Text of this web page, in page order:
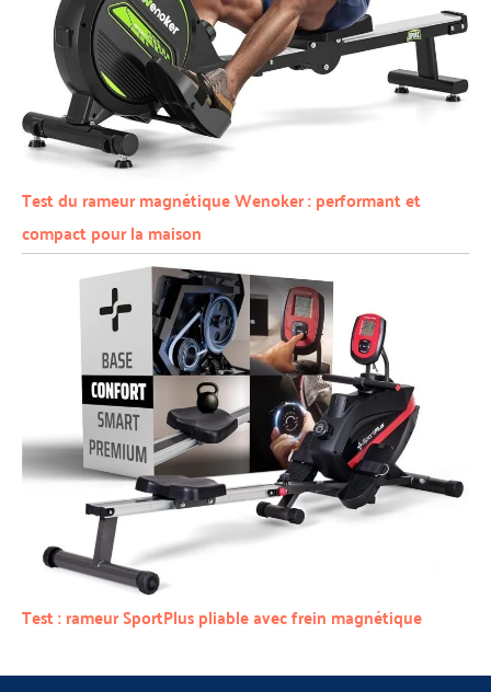
Test du rameur magnétique Wenoker : performant et
compact pour la maison
Test : rameur SportPlus pliable avec frein magnétique